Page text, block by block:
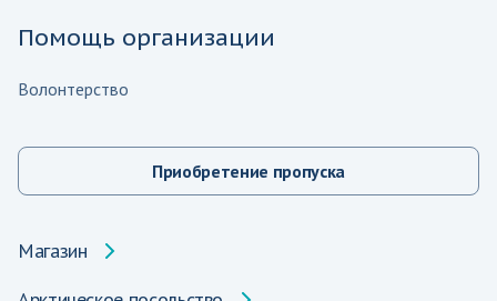
Помощь организации
Волонтерство
Приобретение пропуска
Магазин